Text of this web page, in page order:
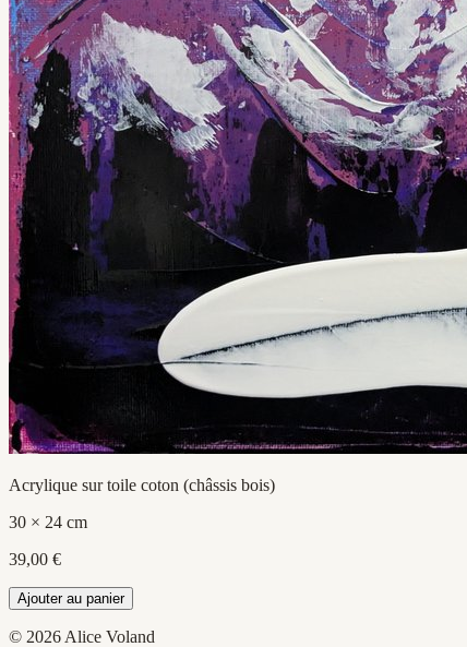
Acrylique sur toile coton (châssis bois)
30 × 24 cm
39,00 €
Ajouter au panier
© 2026 Alice Voland